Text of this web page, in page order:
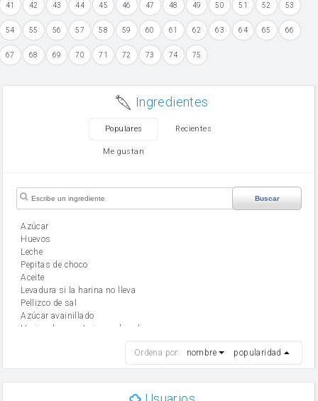
41 42 43 44 45 46 47 48 49 50 51 52 53
54 55 56 57 58 59 60 61 62 63 64 65 66
67 68 69 70 71 72 73 74 75
Ingredientes
Populares Recientes
Me gustan
Buscar
Azúcar
huevos
leche
Pepitas de choco
aceite
Levadura si la harina no lleva
Pellizco de sal
Azúcar avainillado
Harina de reposteria con levadura
mantequilla
Ordena por: nombre popularidad